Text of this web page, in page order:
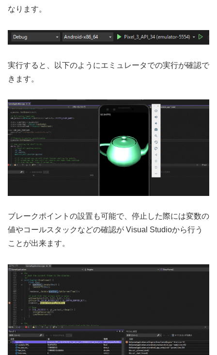
なります。
実行すると、以下のようにエミュレータでの実行が確認で
きます。
ブレークポイントの設置も可能で、停止した際には変数の
値やコールスタックなどの確認が Visual Studioから行う
ことが出来ます。